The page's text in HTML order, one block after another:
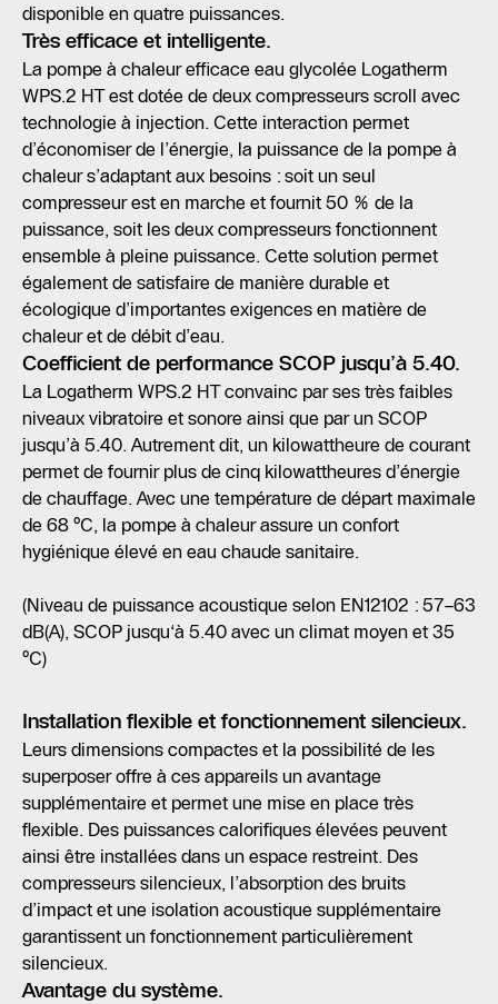
disponible en quatre puissances.
Très efficace et intelligente.
La pompe à chaleur efficace eau glycolée Logatherm
WPS.2 HT est dotée de deux compresseurs scroll avec
technologie à injection. Cette interaction permet
d’économiser de l’énergie, la puissance de la pompe à
chaleur s’adaptant aux besoins : soit un seul
compresseur est en marche et fournit 50 % de la
puissance, soit les deux compresseurs fonctionnent
ensemble à pleine puissance. Cette solution permet
également de satisfaire de manière durable et
écologique d’importantes exigences en matière de
chaleur et de débit d’eau.
Coefficient de performance SCOP jusqu’à 5.40.
La Logatherm WPS.2 HT convainc par ses très faibles
niveaux vibratoire et sonore ainsi que par un SCOP
jusqu’à 5.40. Autrement dit, un kilowattheure de courant
permet de fournir plus de cinq kilowattheures d’énergie
de chauffage. Avec une température de départ maximale
de 68 °C, la pompe à chaleur assure un confort
hygiénique élevé en eau chaude sanitaire.
(Niveau de puissance acoustique selon EN12102 : 57–63
dB(A), SCOP jusqu‘à 5.40 avec un climat moyen et 35
°C)
Installation flexible et fonctionnement silencieux.
Leurs dimensions compactes et la possibilité de les
superposer offre à ces appareils un avantage
supplémentaire et permet une mise en place très
flexible. Des puissances calorifiques élevées peuvent
ainsi être installées dans un espace restreint. Des
compresseurs silencieux, l’absorption des bruits
d’impact et une isolation acoustique supplémentaire
garantissent un fonctionnement particulièrement
silencieux.
Avantage du système.